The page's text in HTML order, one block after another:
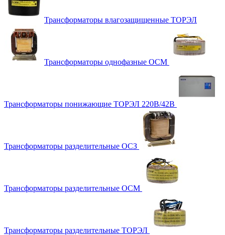
Трансформаторы влагозащищенные ТОРЭЛ
Трансформаторы однофазные ОСМ
Трансформаторы понижающие ТОРЭЛ 220В/42В
Трансформаторы разделительные ОСЗ
Трансформаторы разделительные ОСМ
Трансформаторы разделительные ТОРЭЛ